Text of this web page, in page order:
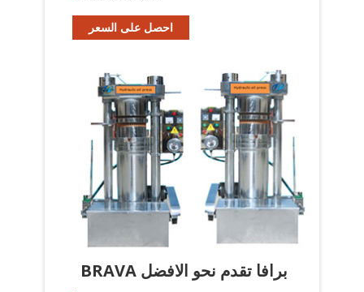
احصل على السعر
BRAVA برافا تقدم نحو الافضل